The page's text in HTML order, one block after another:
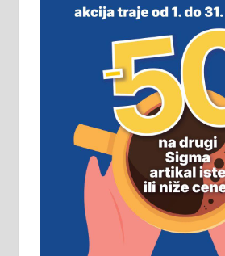
виру у Алексинцу.
замена. 064/21-63-584
ПОСЛОВНИ ОГЛАСИ
Рудник и флотација
д.о.о. Рудник
помоћника рудара.
Основна школа,
искуство на истим и
пословима, али не и
услов. Обезбеђен
превоз, исхрана. 032/
локал 22